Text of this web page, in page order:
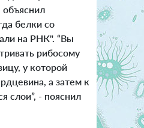
объяснил
белки со
на РНК". “Вы
рибосому
у которой
а затем к
слои”, - пояснил